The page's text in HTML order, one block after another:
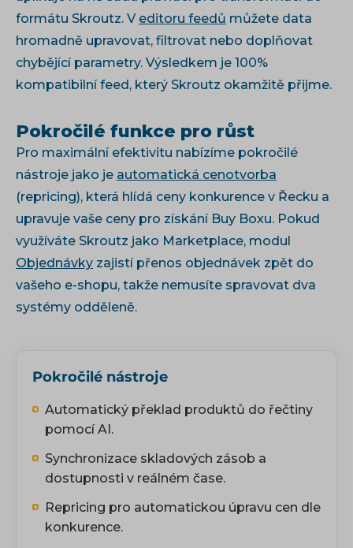
formátu Skroutz. V editoru feedů můžete data
hromadně upravovat, filtrovat nebo doplňovat
chybějící parametry. Výsledkem je 100%
kompatibilní feed, který Skroutz okamžitě přijme.
Pokročilé funkce pro růst
Pro maximální efektivitu nabízíme pokročilé
nástroje jako je automatická cenotvorba
(repricing), která hlídá ceny konkurence v Řecku a
upravuje vaše ceny pro získání Buy Boxu. Pokud
využíváte Skroutz jako Marketplace, modul
Objednávky zajistí přenos objednávek zpět do
vašeho e-shopu, takže nemusíte spravovat dva
systémy odděleně.
Pokročilé nástroje
Automatický překlad produktů do řečtiny
pomocí AI.
Synchronizace skladových zásob a
dostupnosti v reálném čase.
Repricing pro automatickou úpravu cen dle
konkurence.